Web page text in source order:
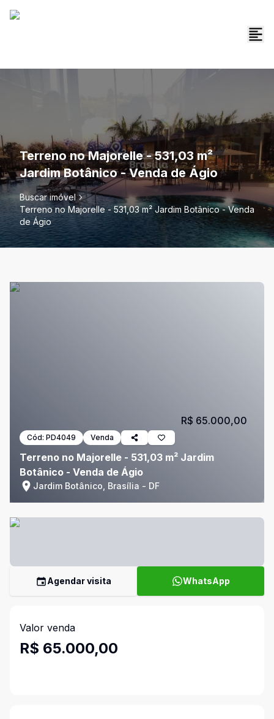
Terreno no Majorelle - 531,03 m²
Jardim Botânico - Venda de Ágio
Buscar imóvel
Terreno no Majorelle - 531,03 m² Jardim Botânico - Venda
de Ágio
Cód: PD4049 Venda
Terreno no Majorelle - 531,03 m² Jardim
Botânico - Venda de Ágio
Jardim Botânico, Brasília - DF
R$ 65.000,00
Agendar visita WhatsApp
Valor venda
R$ 65.000,00